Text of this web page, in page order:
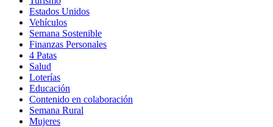
Estados Unidos
Vehículos
Semana Sostenible
Finanzas Personales
4 Patas
Salud
Loterías
Educación
Contenido en colaboración
Semana Rural
Mujeres